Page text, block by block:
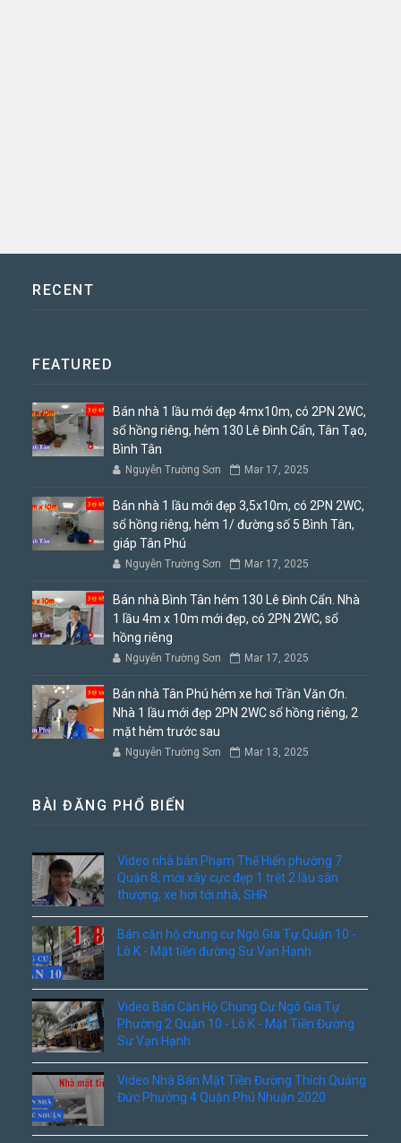
RECENT
FEATURED
Bán nhà 1 lầu mới đẹp 4mx10m, có 2PN 2WC,
sổ hồng riêng, hẻm 130 Lê Đình Cẩn, Tân Tạo,
Bình Tân
Nguyễn Trường Sơn Mar 17, 2025
Bán nhà 1 lầu mới đẹp 3,5x10m, có 2PN 2WC,
sổ hồng riêng, hẻm 1/ đường số 5 Bình Tân,
giáp Tân Phú
Nguyễn Trường Sơn Mar 17, 2025
Bán nhà Bình Tân hẻm 130 Lê Đình Cẩn. Nhà
1 lầu 4m x 10m mới đẹp, có 2PN 2WC, sổ
hồng riêng
Nguyễn Trường Sơn Mar 17, 2025
Bán nhà Tân Phú hẻm xe hơi Trần Văn Ơn.
Nhà 1 lầu mới đẹp 2PN 2WC sổ hồng riêng, 2
mặt hẻm trước sau
Nguyễn Trường Sơn Mar 13, 2025
BÀI ĐĂNG PHỔ BIẾN
Video nhà bán Phạm Thế Hiển phường 7
Quận 8, mới xây cực đẹp 1 trệt 2 lầu sân
thượng, xe hơi tới nhà, SHR
Bán căn hộ chung cư Ngô Gia Tự Quận 10 -
Lô K - Mặt tiền đường Sư Vạn Hạnh
Video Bán Căn Hộ Chung Cư Ngô Gia Tự
Phường 2 Quận 10 - Lô K - Mặt Tiền Đường
Sư Vạn Hạnh
Video Nhà Bán Mặt Tiền Đường Thích Quảng
Đức Phường 4 Quận Phú Nhuận 2020